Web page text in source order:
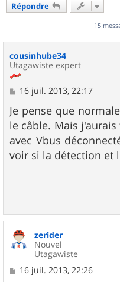
Répondre
15
cousinhube34
Utagawiste expert
M
s
s
a
g
e
16 juil. 2013, 22:17
Je pense que
le câble. Mais
avec Vbus
voir si la détection et
zerider
Nouvel
Utagawiste
M16 juil. 2013, 22:26